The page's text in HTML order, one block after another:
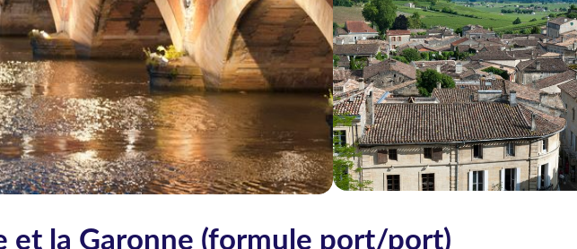
et la Garonne (formule port/port)